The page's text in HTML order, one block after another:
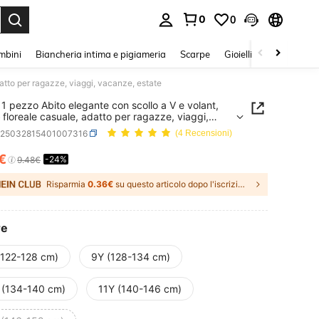
0 0
Biancheria intima e pigiameria Scarpe Gioielli E Accessori
per ragazze, viaggi, vacanze, estate
1 pezzo Abito elegante con scollo a V e volant,
floreale casuale, adatto per ragazze, viaggi,
estate
(4 Recensioni)
AND AVAILABILITY
9.48€ -24%
Risparmia 0.36€ su questo articolo dopo l'iscrizione.
128 cm) 9Y (128-134 cm)
(134-140 cm) 11Y (140-146 cm)